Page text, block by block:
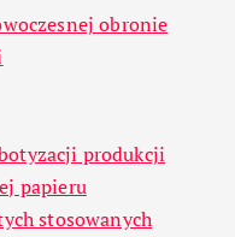
obronie
produkcji
papieru
stosowanych